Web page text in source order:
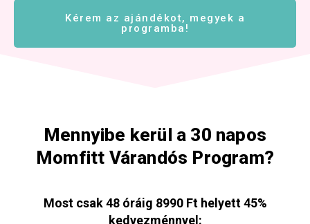
Kérem az ajándékot, megyek a
programba!
Mennyibe kerül a 30 napos
Momfitt Várandós Program?
Most csak 48 óráig 8990 Ft helyett 45%
kedvezménnyel: